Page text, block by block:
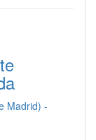
Madrid) -